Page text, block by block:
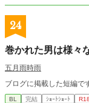
24
巻かれた男は様々
五月雨時雨
ブログに掲載した短編で
BL 完結 ｼｮｰﾄｼｮｰﾄ R18